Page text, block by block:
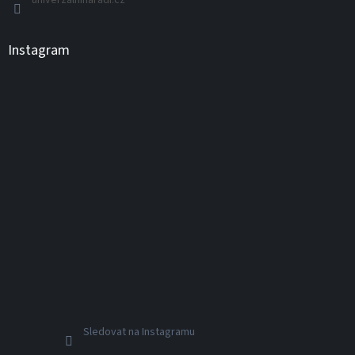
Instagram
Sledovat na Instagramu